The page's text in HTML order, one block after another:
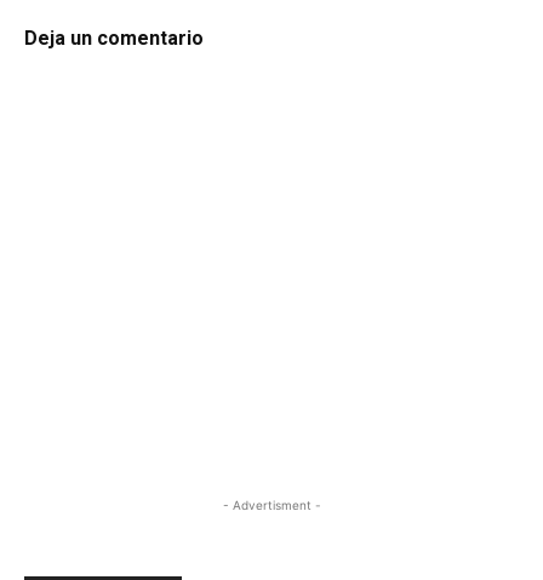
Deja un comentario
- Advertisment -